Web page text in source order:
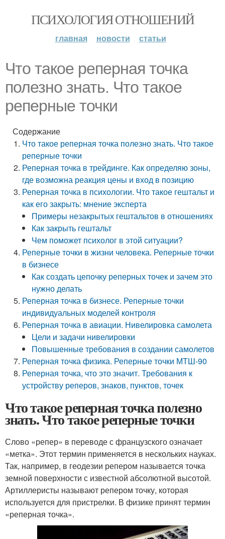
ПСИХОЛОГИЯ ОТНОШЕНИЙ
главная новости статьи
Что такое реперная точка
полезно знать. Что такое
реперные точки
Содержание
Что такое реперная точка полезно знать. Что такое
реперные точки
Реперная точка в трейдинге. Как определяю зоны,
где возможна реакция цены и вход в позицию
Реперная точка в психологии. Что такое гештальт и
как его закрыть: мнение эксперта
Примеры незакрытых гештальтов в отношениях
Как закрыть гештальт
Чем поможет психолог в этой ситуации?
Реперные точки в жизни человека. Реперные точки
в бизнесе
Как создать цепочку реперных точек и зачем это
нужно делать
Реперная точка в бизнесе. Реперные точки
индивидуальных моделей контроля
Реперная точка в авиации. Нивелировка самолета
Цели и задачи нивелировки
Повышенные требования в создании самолетов
Реперная точка физика. Реперные точки МТШ-90
Реперная точка, что это значит. Требования к
устройству реперов, знаков, пунктов, точек
Что такое реперная точка полезно
знать. Что такое реперные точки
Слово «репер» в переводе с французского означает
«метка». Этот термин применяется в нескольких науках.
Так, например, в геодезии репером называется точка
земной поверхности с известной абсолютной высотой.
Артиллеристы называют репером точку, которая
используется для пристрелки. В физике принят термин
«реперная точка».